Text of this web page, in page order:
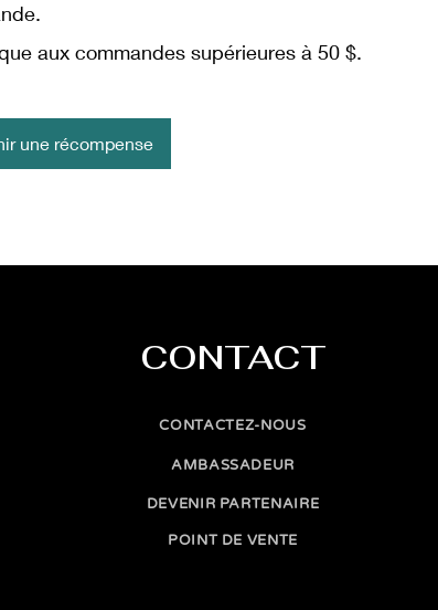
une récompense
aux commandes supérieures à 50 $.
CONTACT
CONTACTEZ-NOUS
AMBASSADEUR
DEVENIR PARTENAIRE
POINT DE VENTE